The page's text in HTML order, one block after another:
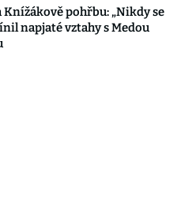
Knížákově pohřbu: „Nikdy se
napjaté vztahy s Medou